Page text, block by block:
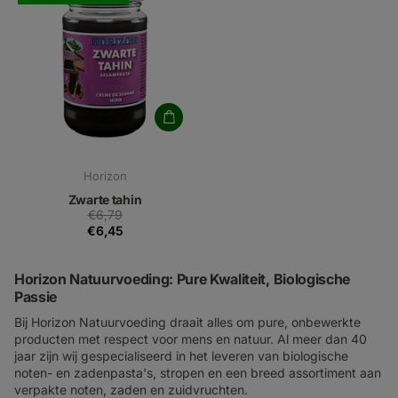
Horizon
Zwarte tahin
€6,79
€6,45
Horizon Natuurvoeding: Pure Kwaliteit, Biologische
Passie
Bij Horizon Natuurvoeding draait alles om pure, onbewerkte
producten met respect voor mens en natuur. Al meer dan 40
jaar zijn wij gespecialiseerd in het leveren van biologische
noten- en zadenpasta's, stropen en een breed assortiment aan
verpakte noten, zaden en zuidvruchten.